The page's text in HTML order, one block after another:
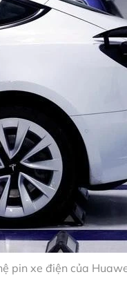
pin xe điện của